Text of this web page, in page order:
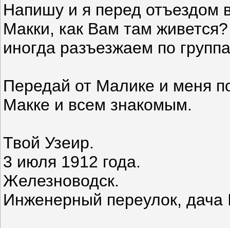
Напишу и я перед отъездом
Макки, как Вам там
иногда разъезжаем по
Передай от Малике и меня
Макке и всем знакомым.
Твой Узеир.
3 июля 1912 года.
Железноводск.
Инженерный переулок,